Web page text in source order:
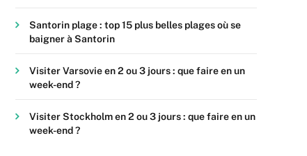
Santorin plage : top 15 plus belles plages où se
baigner à Santorin
Visiter Varsovie en 2 ou 3 jours : que faire en un
week-end ?
Visiter Stockholm en 2 ou 3 jours : que faire en un
week-end ?